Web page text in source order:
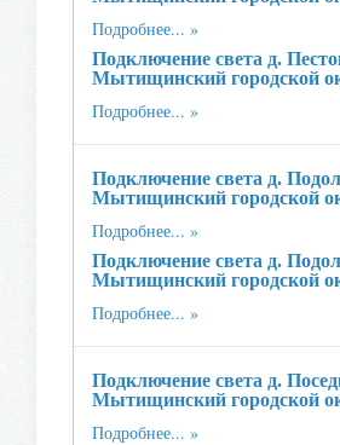
Подробнее...
Подключение света д.
Мытищинский городской
Подробнее...
Подключение света д.
Мытищинский городской
Подробнее...
Подключение света д.
Мытищинский городской
Подробнее...
Подключение света д.
Мытищинский городской
Подробнее...